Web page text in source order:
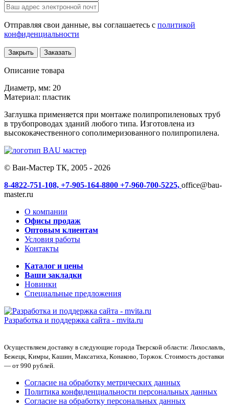
Отправляя свои данные, вы соглашаетесь с политикой
конфиденциальности
Закрыть Заказать
Описание товара
Диаметр, мм: 20
Материал: пластик
Заглушка применяется при монтаже полипропиленовых труб
в трубопроводах зданий любого типа. Изготовлена из
высококачественного сополимеризованного полипропилена.
© Ваи-Мастер ТК, 2005 - 2026
8-4822-751-108, +7-905-164-8800 +7-960-700-5225, office@bau-
master.ru
О компании
Офисы продаж
Оптовым клиентам
Условия работы
Контакты
Каталог и цены
Ваши закладки
Новинки
Специальные предложения
Разработка и поддержка сайта - mvita.ru
Осуществляем доставку в следующие города Тверской области: Лихославль,
Бежецк, Кимры, Кашин, Максатиха, Конаково, Торжок. Стоимость доставки
— от 990 рублей.
Согласие на обработку метрических данных
Политика конфиденциальности персональных данных
Согласие на обработку персональных данных